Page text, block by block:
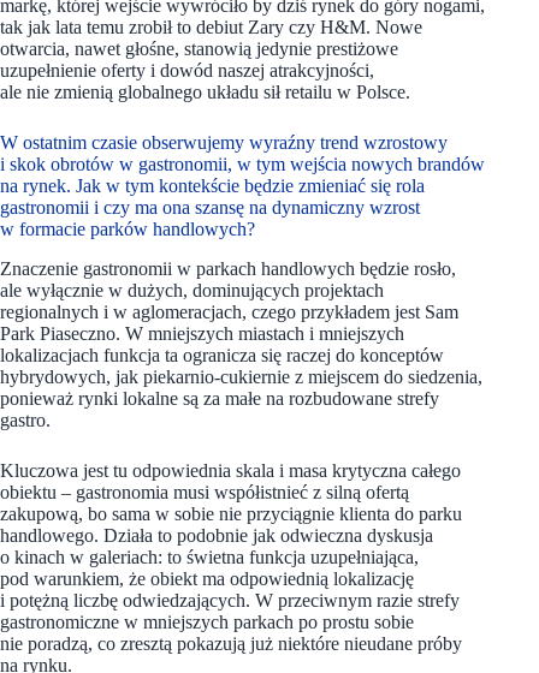
markę, której wejście wywróciło by dziś rynek do góry nogami,
tak jak lata temu zrobił to debiut Zary czy H&M. Nowe
otwarcia, nawet głośne, stanowią jedynie prestiżowe
uzupełnienie oferty i dowód naszej atrakcyjności,
ale nie zmienią globalnego układu sił retailu w Polsce.
W ostatnim czasie obserwujemy wyraźny trend wzrostowy
i skok obrotów w gastronomii, w tym wejścia nowych brandów
na rynek. Jak w tym kontekście będzie zmieniać się rola
gastronomii i czy ma ona szansę na dynamiczny wzrost
w formacie parków handlowych?
Znaczenie gastronomii w parkach handlowych będzie rosło,
ale wyłącznie w dużych, dominujących projektach
regionalnych i w aglomeracjach, czego przykładem jest Sam
Park Piaseczno. W mniejszych miastach i mniejszych
lokalizacjach funkcja ta ogranicza się raczej do konceptów
hybrydowych, jak piekarnio-cukiernie z miejscem do siedzenia,
ponieważ rynki lokalne są za małe na rozbudowane strefy
gastro.
Kluczowa jest tu odpowiednia skala i masa krytyczna całego
obiektu – gastronomia musi współistnieć z silną ofertą
zakupową, bo sama w sobie nie przyciągnie klienta do parku
handlowego. Działa to podobnie jak odwieczna dyskusja
o kinach w galeriach: to świetna funkcja uzupełniająca,
pod warunkiem, że obiekt ma odpowiednią lokalizację
i potężną liczbę odwiedzających. W przeciwnym razie strefy
gastronomiczne w mniejszych parkach po prostu sobie
nie poradzą, co zresztą pokazują już niektóre nieudane próby
na rynku.